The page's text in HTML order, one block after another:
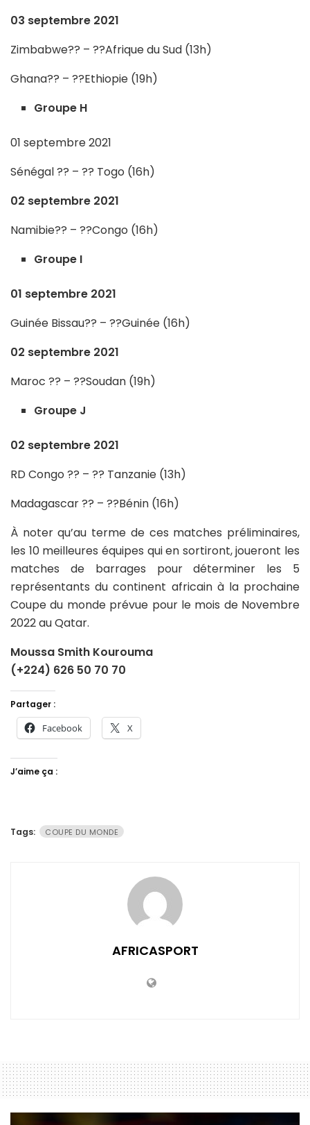
03 septembre 2021
Zimbabwe?? – ??Afrique du Sud (13h)
Ghana?? – ??Ethiopie (19h)
Groupe H
01 septembre 2021
Sénégal ?? – ?? Togo (16h)
02 septembre 2021
Namibie?? – ??Congo (16h)
Groupe I
01 septembre 2021
Guinée Bissau?? – ??Guinée (16h)
02 septembre 2021
Maroc ?? – ??Soudan (19h)
Groupe J
02 septembre 2021
RD Congo ?? – ?? Tanzanie (13h)
Madagascar ?? – ??Bénin (16h)
À noter qu’au terme de ces matches préliminaires,
les 10 meilleures équipes qui en sortiront, joueront les
matches de barrages pour déterminer les 5
représentants du continent africain à la prochaine
Coupe du monde prévue pour le mois de Novembre
2022 au Qatar.
Moussa Smith Kourouma
(+224) 626 50 70 70
Partager :
Facebook X
J’aime ça :
Tags: COUPE DU MONDE
AFRICASPORT